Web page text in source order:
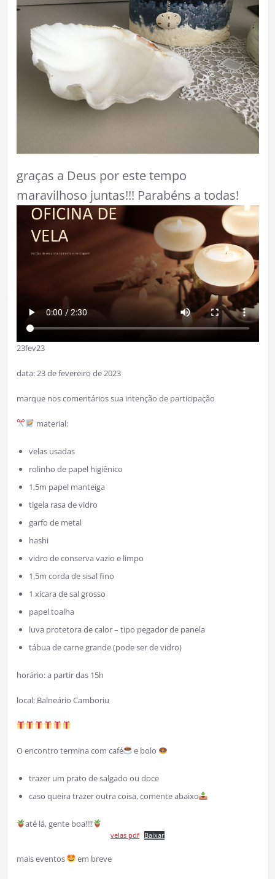
graças a Deus por este tempo
maravilhoso juntas!!! Parabéns a todas!
23fev23
data: 23 de fevereiro de 2023
marque nos comentários sua intenção de participação
material:
velas usadas
rolinho de papel higiênico
1,5m papel manteiga
tigela rasa de vidro
garfo de metal
hashi
vidro de conserva vazio e limpo
1,5m corda de sisal fino
1 xícara de sal grosso
papel toalha
luva protetora de calor – tipo pegador de panela
tábua de carne grande (pode ser de vidro)
horário: a partir das 15h
local: Balneário Camboriu
O encontro termina com café e bolo
trazer um prato de salgado ou doce
caso queira trazer outra coisa, comente abaixo
até lá, gente boa!!!!
velas pdf Baixar
mais eventos em breve